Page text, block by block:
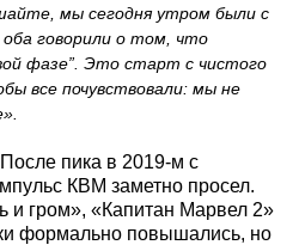
мы сегодня утром были с
говорили о том, что
фазе”. Это старт с чистого
все почувствовали: мы не
пика в 2019‑м с
КВМ заметно просел.
и гром», «Капитан Марвел 2»
формально повышались, но